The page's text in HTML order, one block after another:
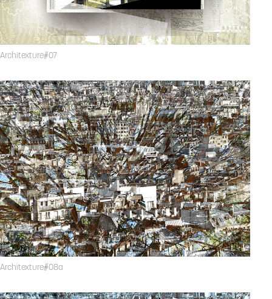
Architexture#07
Architexture#08a